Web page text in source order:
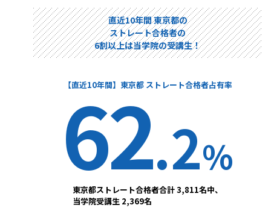
直近10年間 東京都の
ストレート合格者の
6割以上は当学院の受講生！
【直近10年間】東京都 ストレート合格者占有率
62.2%
東京都ストレート合格者合計 3,811名中、
当学院受講生 2,369名